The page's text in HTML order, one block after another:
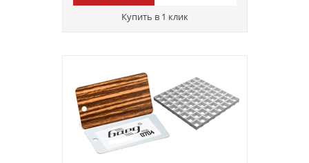
Купить в 1 клик